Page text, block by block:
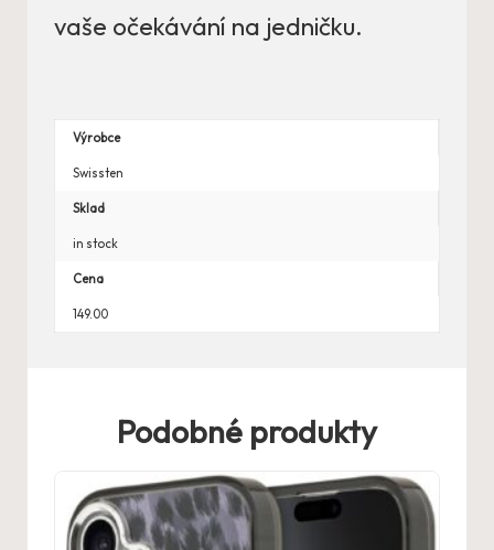
vaše očekávání na jedničku.
Výrobce
Swissten
Sklad
in stock
Cena
149.00
Podobné produkty